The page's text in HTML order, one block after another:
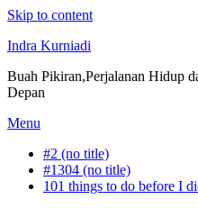
Skip to content
Indra Kurniadi
Buah Pikiran,Perjalanan Hidup
Depan
Menu
#2 (no title)
#1304 (no title)
101 things to do before I